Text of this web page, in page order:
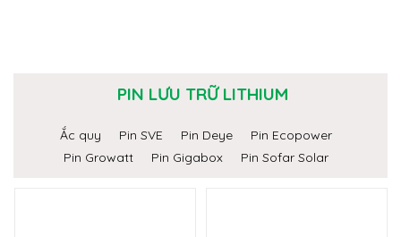
PIN LƯU TRỮ LITHIUM
Ắc quy Pin SVE Pin Deye
Pin Ecopower
Pin Growatt
Pin Gigabox Pin Sofar Solar